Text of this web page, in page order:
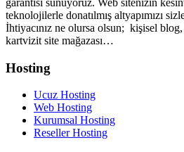
garantisi sunuyoruz. Web sitenizin
teknolojilerle donatılmış altyapımızı
İhtiyacınız ne olursa olsun; kişisel
kartvizit site mağazası…
Hosting
Ucuz Hosting
Web Hosting
Kurumsal Hosting
Reseller Hosting